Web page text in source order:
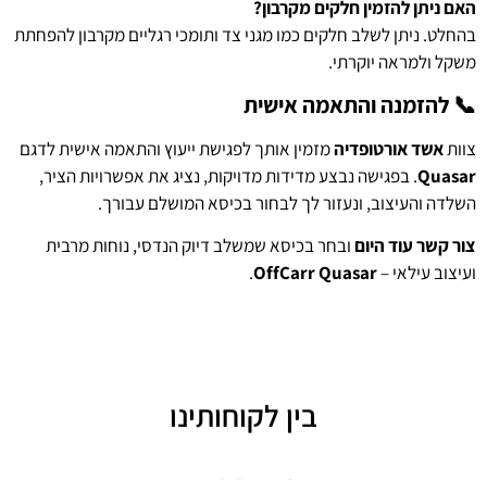
האם ניתן להזמין חלקים מקרבון?
בהחלט. ניתן לשלב חלקים כמו מגני צד ותומכי רגליים מקרבון להפחתת
משקל ולמראה יוקרתי.
📞 להזמנה והתאמה אישית
צוותאשד אורטופדיהמזמין אותך לפגישת ייעוץ והתאמה אישית לדגם
Quasar. בפגישה נבצע מדידות מדויקות, נציג את אפשרויות הציר,
השלדה והעיצוב, ונעזור לך לבחור בכיסא המושלם עבורך.
צור קשר עוד היוםובחר בכיסא שמשלב דיוק הנדסי, נוחות מרבית
ועיצוב עילאי –OffCarr Quasar
.
בין לקוחותינו